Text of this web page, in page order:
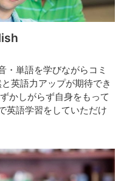
・単語を学びながらコミ
英語力アップが期待でき
かしがらず自身をもって
英語学習をしていただけ